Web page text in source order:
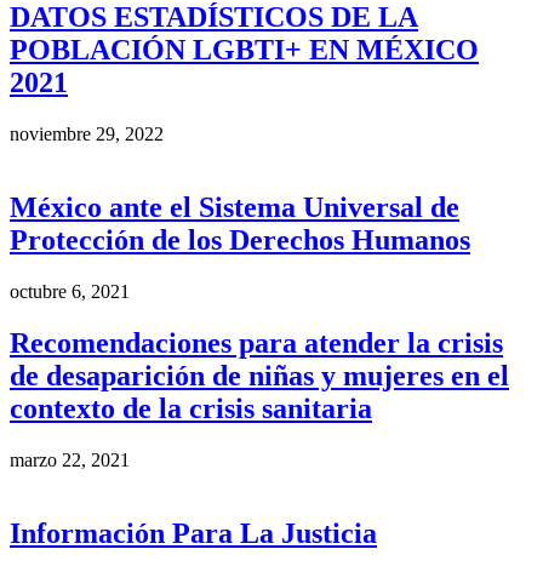
DATOS ESTADÍSTICOS DE LA
POBLACIÓN LGBTI+ EN MÉXICO
2021
noviembre 29, 2022
México ante el Sistema Universal de
Protección de los Derechos Humanos
octubre 6, 2021
Recomendaciones para atender la crisis
de desaparición de niñas y mujeres en el
contexto de la crisis sanitaria
marzo 22, 2021
Información Para La Justicia